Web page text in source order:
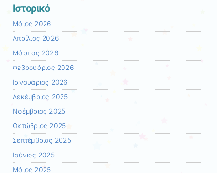
Ιστορικό
Μάιος 2026
Απρίλιος 2026
Μάρτιος 2026
Φεβρουάριος 2026
Ιανουάριος 2026
Δεκέμβριος 2025
Νοέμβριος 2025
Οκτώβριος 2025
Σεπτέμβριος 2025
Ιούνιος 2025
Μάιος 2025